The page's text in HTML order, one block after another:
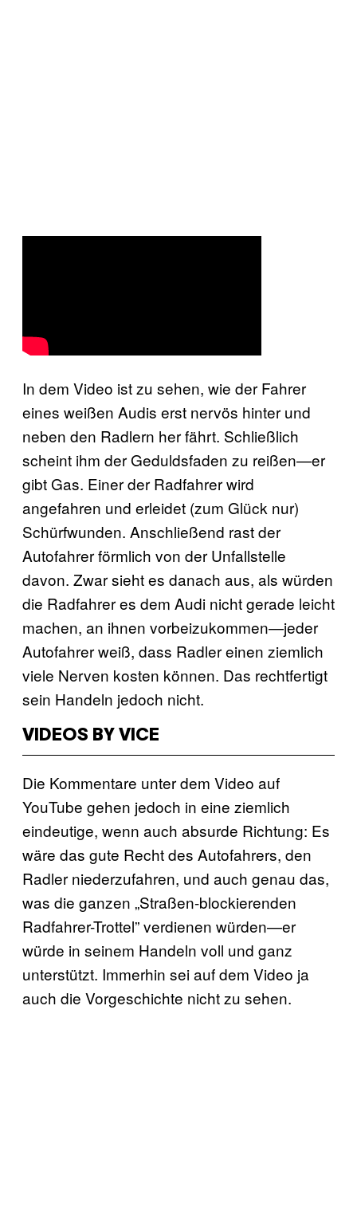
In dem Video ist zu sehen, wie der Fahrer
eines weißen Audis erst nervös hinter und
neben den Radlern her fährt. Schließlich
scheint ihm der Geduldsfaden zu reißen—er
gibt Gas. Einer der Radfahrer wird
angefahren und erleidet (zum Glück nur)
Schürfwunden. Anschließend rast der
Autofahrer förmlich von der Unfallstelle
davon. Zwar sieht es danach aus, als würden
die Radfahrer es dem Audi nicht gerade leicht
machen, an ihnen vorbeizukommen—jeder
Autofahrer weiß, dass Radler einen ziemlich
viele Nerven kosten können. Das rechtfertigt
sein Handeln jedoch nicht.
VIDEOS BY VICE
Die Kommentare unter dem Video auf
YouTube gehen jedoch in eine ziemlich
eindeutige, wenn auch absurde Richtung: Es
wäre das gute Recht des Autofahrers, den
Radler niederzufahren, und auch genau das,
was die ganzen „Straßen-blockierenden
Radfahrer-Trottel” verdienen würden—er
würde in seinem Handeln voll und ganz
unterstützt. Immerhin sei auf dem Video ja
auch die Vorgeschichte nicht zu sehen.